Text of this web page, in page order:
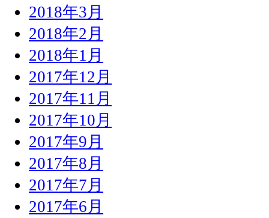
2018年3月
2018年2月
2018年1月
2017年12月
2017年11月
2017年10月
2017年9月
2017年8月
2017年7月
2017年6月